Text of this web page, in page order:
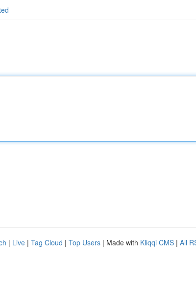
| Live | Tag Cloud | Top Users | Made with Kliqqi CMS | All